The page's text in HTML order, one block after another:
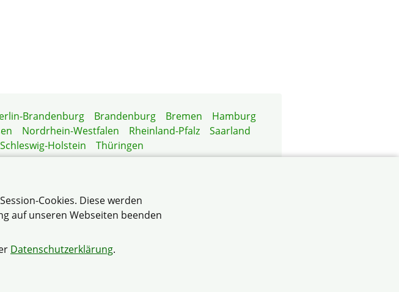
Brandenburg Brandenburg Bremen
Hamburg
Nordrhein-Westfalen Rheinland-Pfalz
Saarland
Schleswig-Holstein
Thüringen
Baden-Württemberg e.V.
Sitemap
Cookies. Diese werden
auf unseren Webseiten beenden
Datenschutzerklärung.